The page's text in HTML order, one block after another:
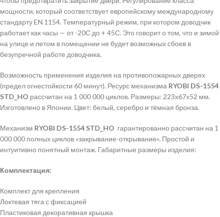
мощности, который соответствует европейскому международному
стандарту EN 1154. Температурный режим, при котором доводчик
работает как часы — от -20С до + 45С. Это говорит о том, что и зимой
на улице и летом в помещении не будет возможных сбоев в
безупречной работе доводчика.
Возможность применения изделия на противопожарных дверях
(предел огнестойкости 60 минут). Ресурс механизма RYOBI DS-1554
STD_HO рассчитан на 1 000 000 циклов. Размеры: 223х67х52 мм.
Изготовлено в Японии. Цвет: белый, серебро и тёмная бронза.
Механизм RYOBI DS-1554 STD_HO гарантированно рассчитан на 1
000 000 полных циклов «закрывание-открывание». Простой и
интуитивно понятный монтаж. Габаритные размеры изделия:
Комплектация:
Комплект для крепления
Локтевая тяга с фиксацией
Пластиковая декоративная крышка